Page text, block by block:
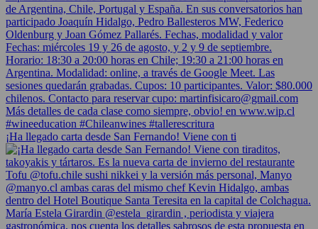
¡Ha llegado carta desde San Fernando! Viene con ti